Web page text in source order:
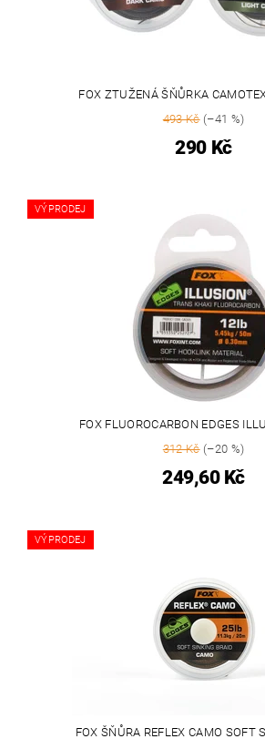
FOX ZTUŽENÁ ŠŇŮRKA
493 Kč(–41 %)
290 Kč
VÝPRODEJ
FOX FLUOROCARBON EDGES
312 Kč(–20 %)
249,60 Kč
VÝPRODEJ
FOX ŠŇŮRA REFLEX CAMO SOFT